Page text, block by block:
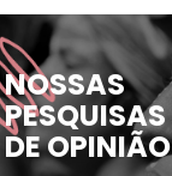
NOSSAS
PESQUISAS
DE OPINIÃO